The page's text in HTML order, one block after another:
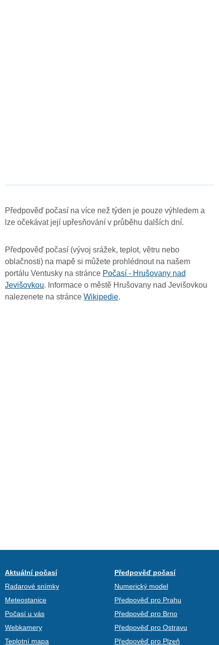
Předpověď počasí na více než týden je pouze výhledem a
lze očekávat její upřesňování v průběhu dalších dní.
Předpověď počasí (vývoj srážek, teplot, větru nebo
oblačnosti) na mapě si můžete prohlédnout na našem
portálu Ventusky na stránce Počasí - Hrušovany nad
Jevišovkou. Informace o městě Hrušovany nad Jevišovkou
nalezenete na stránce Wikipedie.
Aktuální počasí
Radarové snímky
Meteostanice
Počasí u vás
Webkamery
Teplotní mapa
Předpověď počasí
Numerický model
Předpověď pro Prahu
Předpověď pro Brno
Předpověď pro Ostravu
Předpověď pro Plzeň